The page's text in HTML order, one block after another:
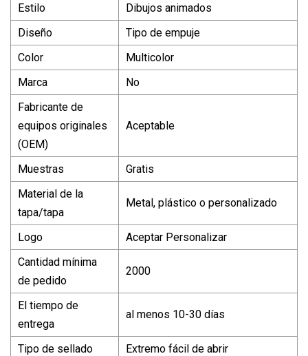
Estilo
Dibujos animados
Diseño
Tipo de empuje
Color
Multicolor
Marca
No
Fabricante de
equipos originales
(OEM)
Aceptable
Muestras
Gratis
Material de la
tapa/tapa
Metal, plástico o personalizado
Logo
Aceptar Personalizar
Cantidad mínima
de pedido
2000
El tiempo de
entrega
al menos 10-30 días
Tipo de sellado Extremo fácil de abrir